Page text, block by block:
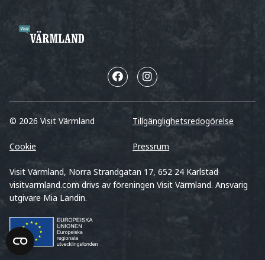
© 2026 Visit Värmland Tillgänglighetsredogörelse
Cookie Pressrum
Visit Värmland, Norra Strandgatan 17, 652 24 Karlstad
visitvarmland.com drivs av föreningen Visit Värmland. Ansvarig
utgivare Mia Landin.